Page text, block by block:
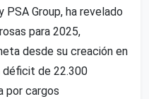
Group, ha revelado
para 2025,
desde su creación en
déficit de 22.300
por cargos